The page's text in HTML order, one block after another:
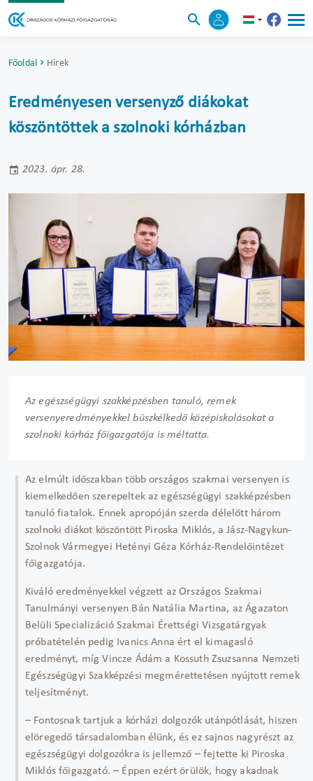
Főoldal Hírek
Eredményesen versenyző diákokat
köszöntöttek a szolnoki kórházban
2023. ápr. 28.
Az egészségügyi szakképzésben tanuló, remek
versenyeredményekkel büszkélkedő középiskolásokat a
szolnoki kórház főigazgatója is méltatta.
Az elmúlt időszakban több országos szakmai versenyen is
kiemelkedően szerepeltek az egészségügyi szakképzésben
tanuló fiatalok. Ennek apropóján szerda délelőtt három
szolnoki diákot köszöntött Piroska Miklós, a Jász-Nagykun-
Szolnok Vármegyei Hetényi Géza Kórház-Rendelőintézet
főigazgatója.
Kiváló eredményekkel végzett az Országos Szakmai
Tanulmányi versenyen Bán Natália Martina, az Ágazaton
Belüli Specializáció Szakmai Érettségi Vizsgatárgyak
próbatételén pedig Ivanics Anna ért el kimagasló
eredményt, míg Vincze Ádám a Kossuth Zsuzsanna Nemzeti
Egészségügyi Szakképzési megmérettetésen nyújtott remek
teljesítményt.
– Fontosnak tartjuk a kórházi dolgozók utánpótlását, hiszen
elöregedő társadalomban élünk, és ez sajnos nagyrészt az
egészségügyi dolgozókra is jellemző – fejtette ki Piroska
Miklós főigazgató. – Éppen ezért örülök, hogy akadnak